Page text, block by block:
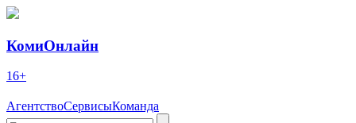
КомиОнлайн
16+
АгентствоСервисыКоманда